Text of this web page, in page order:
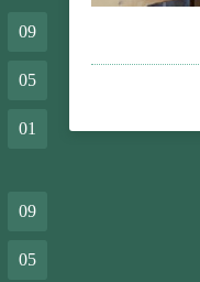
09
05
01
09
05